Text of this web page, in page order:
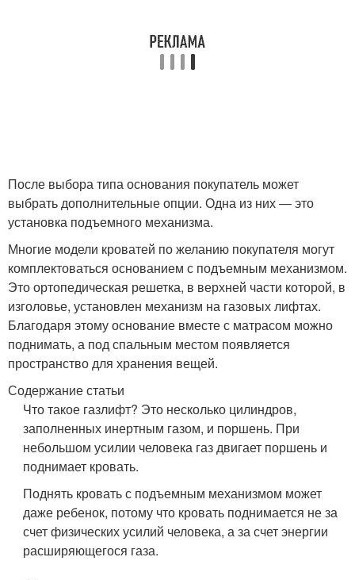
После выбора типа основания покупатель может
выбрать дополнительные опции. Одна из них — это
установка подъемного механизма.
Многие модели кроватей по желанию покупателя могут
комплектоваться основанием с подъемным механизмом.
Это ортопедическая решетка, в верхней части которой, в
изголовье, установлен механизм на газовых лифтах.
Благодаря этому основание вместе с матрасом можно
поднимать, а под спальным местом появляется
пространство для хранения вещей.
Содержание статьи
Что такое газлифт? Это несколько цилиндров,
заполненных инертным газом, и поршень. При
небольшом усилии человека газ двигает поршень и
поднимает кровать.
Поднять кровать с подъемным механизмом может
даже ребенок, потому что кровать поднимается не за
счет физических усилий человека, а за счет энергии
расширяющегося газа.